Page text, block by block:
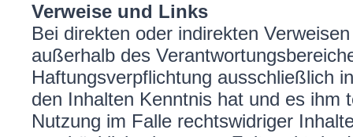
Verweise und Links
Bei direkten oder indirekten
außerhalb des
Haftungsverpflichtung ausschließlich
den Inhalten Kenntnis hat und es ihm
Nutzung im Falle rechtswidriger